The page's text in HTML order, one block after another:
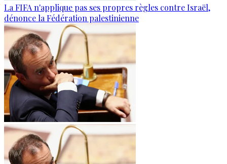
La FIFA n'applique pas ses propres règles contre Israël,
dénonce la Fédération palestinienne